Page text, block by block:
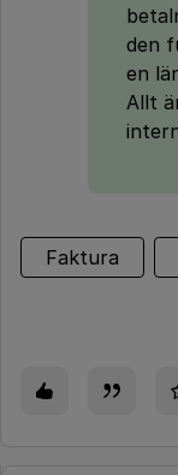
den
en
Allt
Faktura